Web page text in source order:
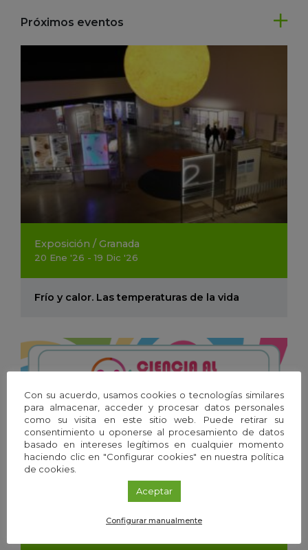
Próximos eventos
Exposición / Granada
20 Ene '26 - 19 Dic '26
Frío y calor. Las temperaturas de la vida
Con su acuerdo, usamos cookies o tecnologías similares
para almacenar, acceder y procesar datos personales
como su visita en este sitio web. Puede retirar su
consentimiento u oponerse al procesamiento de datos
basado en intereses legítimos en cualquier momento
haciendo clic en "Configurar cookies" en nuestra política
de cookies.
Aceptar
Configurar manualmente